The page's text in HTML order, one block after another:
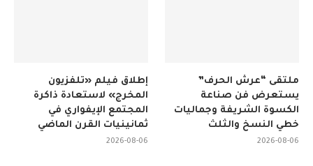
إطلاق فيلم «تلفزيون
المخرج» لاستعادة ذاكرة
المجتمع الإيفواري في
ثمانينيات القرن الماضي
2026-08-06
ملتقى “عرش الحرف”
يستعرض فن صناعة
الكسوة الشريفة وجماليات
خطي النسخ والثلث
2026-08-06